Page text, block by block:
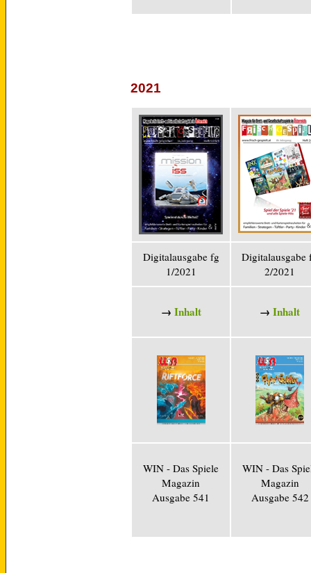
2021
Digitalausgabe fg
1/2021
Digitalausgabe
2/2021
→ Inhalt → Inhalt
WIN - Das Spiele
Magazin
Ausgabe 541
WIN - Das
Magazin
Ausgabe 542